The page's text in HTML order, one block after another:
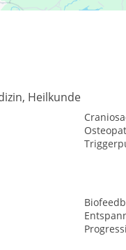
Heilkunde